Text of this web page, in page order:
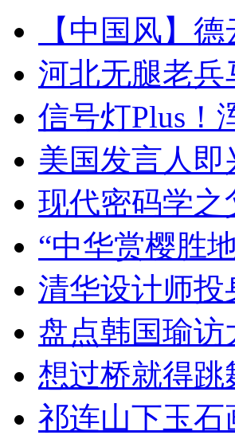
【中国风】
河北无腿老兵
信号灯Plus！
美国发言人
现代密码学
“中华赏樱胜
清华设计师
盘点韩国瑜访
想过桥就得跳
祁连山下玉